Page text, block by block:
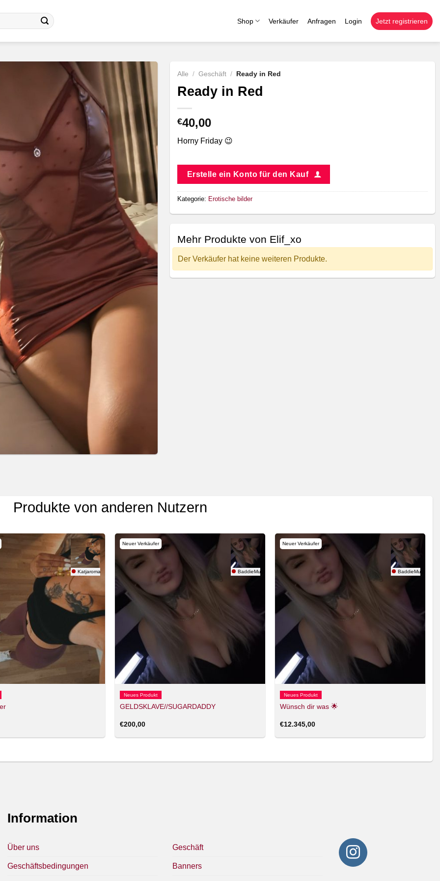
Shop Verkäufer Anfragen Login Jetzt registrieren
Alle / Geschäft / Ready in Red
Ready in Red
€40,00
Horny Friday 😉
Erstelle ein Konto für den Kauf
Kategorie: Erotische bilder
Mehr Produkte von Elif_xo
Der Verkäufer hat keine weiteren Produkte.
Produkte von anderen Nutzern
Katjaroman
Neuer Verkäufer
BaddieMum666
Neues Produkt
GELDSKLAVE//SUGARDADDY
€200,00
Neuer Verkäufer
BaddieMum666
Neues Produkt
Wünsch dir was 🌟
€12.345,00
Information
Über uns
Geschäftsbedingungen
Geschäft
Banners